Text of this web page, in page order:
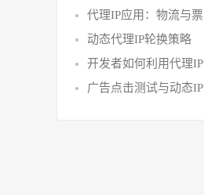
代理IP应用：物流与
动态代理IP轮换策略
开发者如何利用代理
广告点击测试与动态